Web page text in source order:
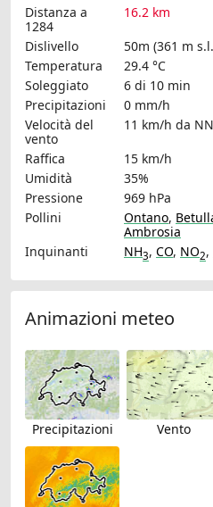
Distanza a
1284
16.2 km
Dislivello
50m (361 m
Temperatura
29.4 °C
Soleggiato
6 di 10 min
Precipitazioni
0 mm/h
Velocità del
vento
11 km/h da
Raffica
15 km/h
Umidità
35%
Pressione
969 hPa
Pollini
Ontano,
Ambrosia
Inquinanti
NH3, CO, NO2,
Animazioni meteo
Precipitazioni Vento